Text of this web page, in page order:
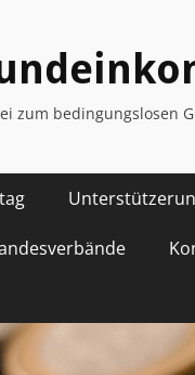
zum bedingungslosen